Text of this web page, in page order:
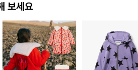
보세요